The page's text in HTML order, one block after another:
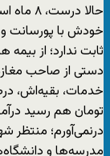
حالا
خودش با پورسانت و
ثابت ندارد؛ از
دستی از صاحب
خدمات، بقیه‌اش،
درنمی‌آورم؛ منتظر
مدرسه‌ها و